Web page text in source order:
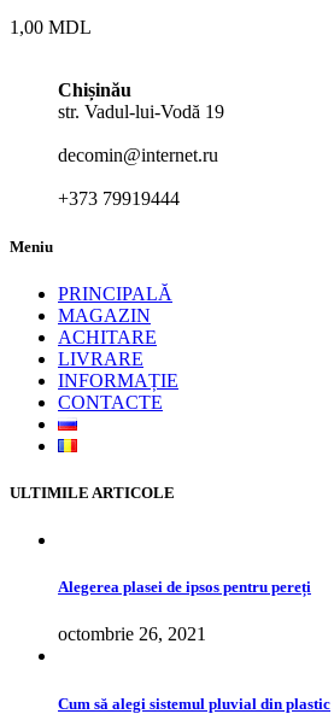
1,00 MDL
Chișinău
str. Vadul-lui-Vodă 19
decomin@internet.ru
+373 79919444
Meniu
PRINCIPALĂ
MAGAZIN
ACHITARE
LIVRARE
INFORMAȚIE
CONTACTE
ULTIMILE ARTICOLE
Alegerea plasei de ipsos pentru pereți
octombrie 26, 2021
Cum să alegi sistemul pluvial din plastic